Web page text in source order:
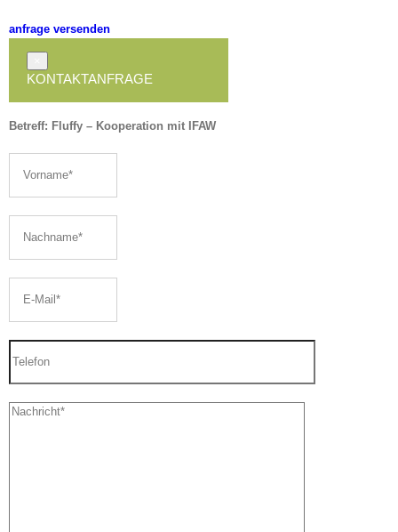
anfrage versenden
KONTAKTANFRAGE
Betreff: Fluffy – Kooperation mit IFAW